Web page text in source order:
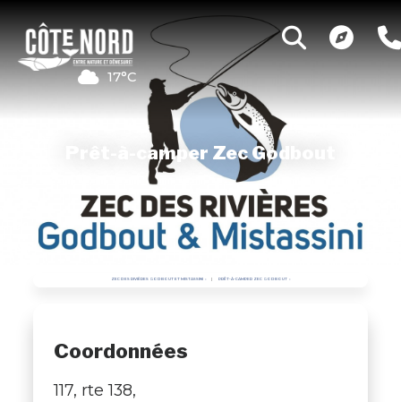
17°C
Prêt-à-camper Zec Godbout
ZEC DES RIVIÈRES GODBOUT ET MISTASSINI PRÊT-À-CAMPER ZEC GODBOUT
Coordonnées
117, rte 138,